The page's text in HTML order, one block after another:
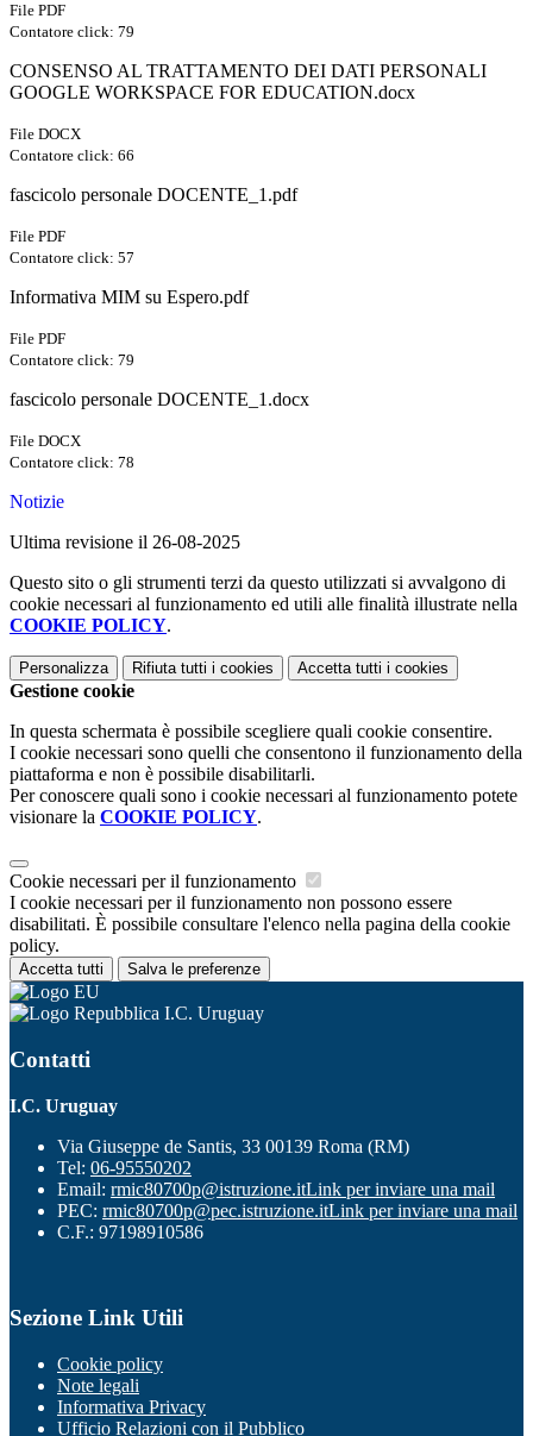
File PDF
Contatore click: 79
CONSENSO AL TRATTAMENTO DEI DATI PERSONALI
GOOGLE WORKSPACE FOR EDUCATION.docx
File DOCX
Contatore click: 66
fascicolo personale DOCENTE_1.pdf
File PDF
Contatore click: 57
Informativa MIM su Espero.pdf
File PDF
Contatore click: 79
fascicolo personale DOCENTE_1.docx
File DOCX
Contatore click: 78
Notizie
Ultima revisione il 26-08-2025
Questo sito o gli strumenti terzi da questo utilizzati si avvalgono di
cookie necessari al funzionamento ed utili alle finalità illustrate nella
COOKIE POLICY.
Personalizza Rifiuta tutti i cookies Accetta tutti i cookies
Gestione cookie
In questa schermata è possibile scegliere quali cookie consentire.
I cookie necessari sono quelli che consentono il funzionamento della
piattaforma e non è possibile disabilitarli.
Per conoscere quali sono i cookie necessari al funzionamento potete
visionare la COOKIE POLICY.
Cookie necessari per il funzionamento
I cookie necessari per il funzionamento non possono essere
disabilitati. È possibile consultare l'elenco nella pagina della cookie
policy.
Accetta tutti Salva le preferenze
I.C. Uruguay
Contatti
I.C. Uruguay
Via Giuseppe de Santis, 33 00139 Roma (RM)
Tel: 06-95550202
Email: rmic80700p@istruzione.itLink per inviare una mail
PEC: rmic80700p@pec.istruzione.itLink per inviare una mail
C.F.: 97198910586
Sezione Link Utili
Cookie policy
Note legali
Informativa Privacy
Ufficio Relazioni con il Pubblico